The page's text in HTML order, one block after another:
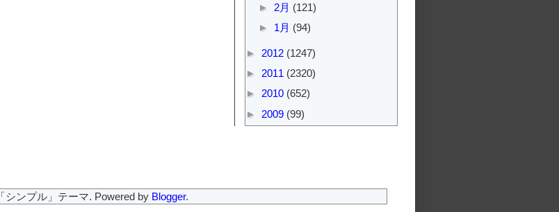
► 2月 (121)
► 1月 (94)
► 2012 (1247)
► 2011 (2320)
► 2010 (652)
► 2009 (99)
「シンプル」テーマ. Powered by Blogger.